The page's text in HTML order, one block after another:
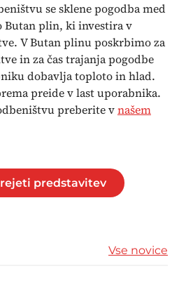
se sklene pogodba med
plin, ki investira v
V Butan plinu poskrbimo za
in za čas trajanja pogodbe
dobavlja toploto in hlad.
preide v last uporabnika.
preberite vnašem
predstavitev
Vse novice